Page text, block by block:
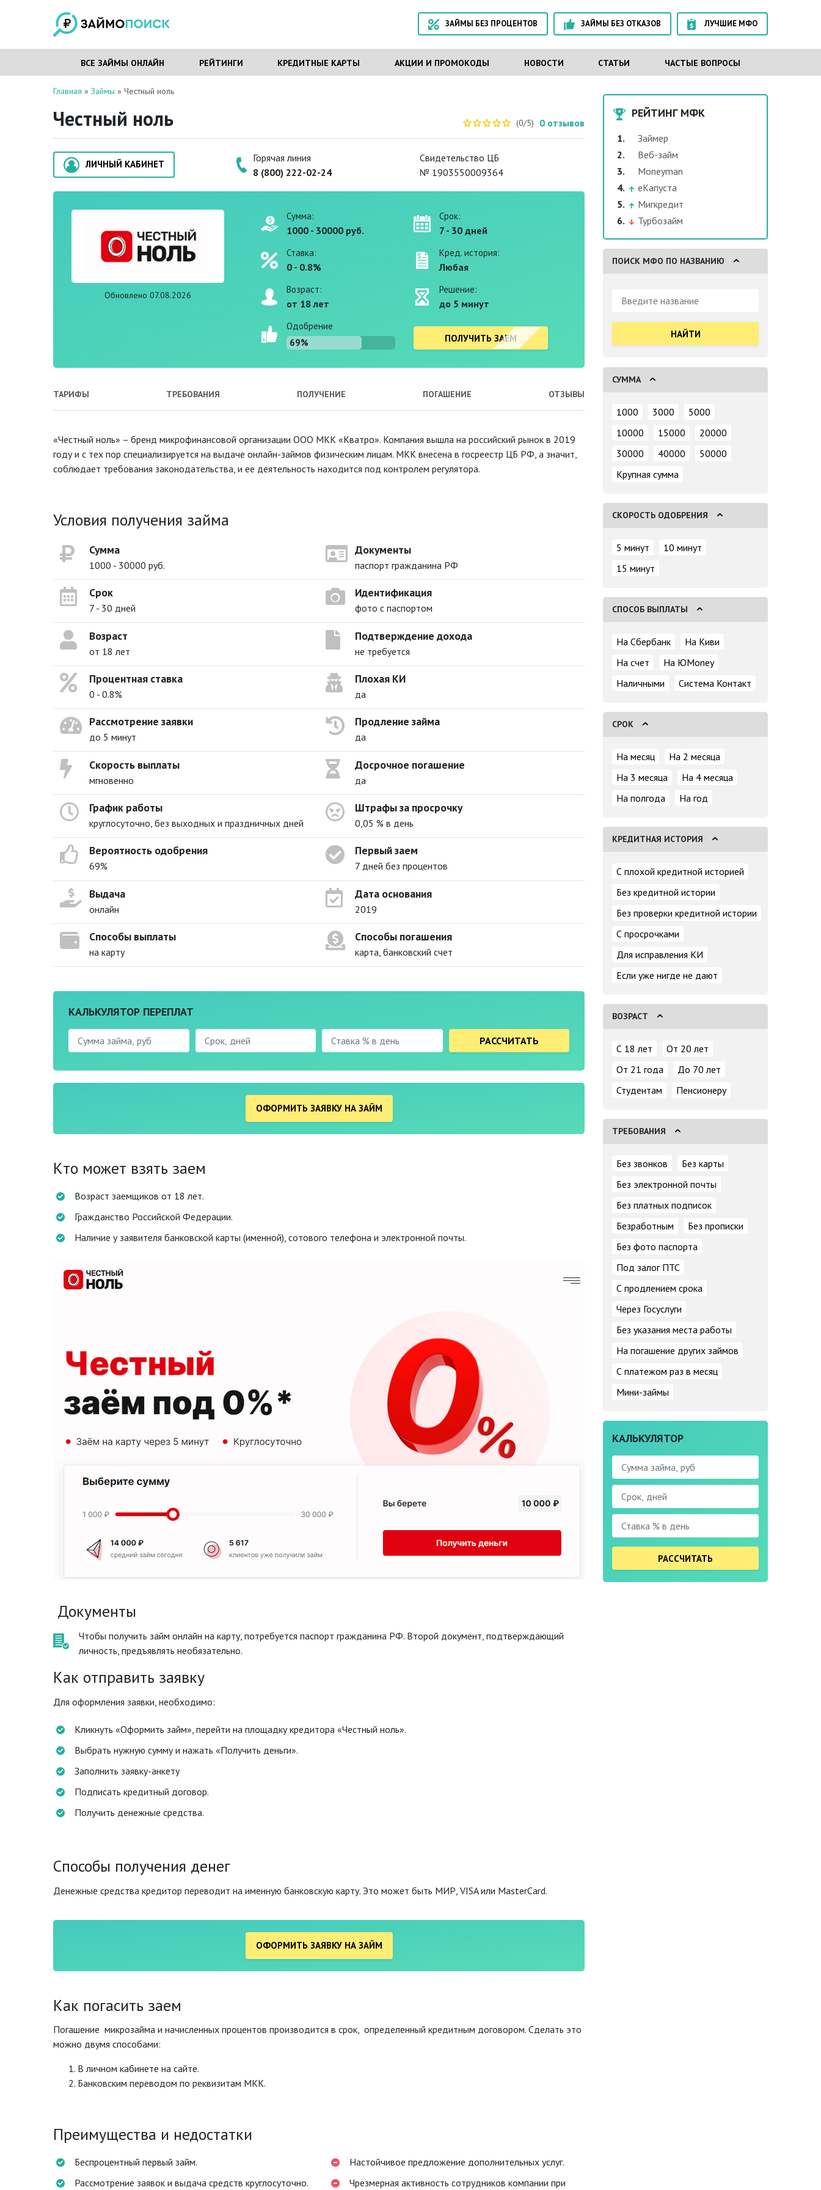
ЗАЙМЫ БЕЗ ПРОЦЕНТОВ ЗАЙМЫ БЕЗ ОТКАЗОВ ЛУЧШИЕ МФО
ВСЕ ЗАЙМЫ ОНЛАЙН РЕЙТИНГИ КРЕДИТНЫЕ КАРТЫ АКЦИИ И ПРОМОКОДЫ НОВОСТИ СТАТЬИ ЧАСТЫЕ ВОПРОСЫ
Главная » Займы » Честный ноль
Честный ноль (0/5) 0 отзывов
ЛИЧНЫЙ КАБИНЕТ
Горячая линия
8 (800) 222-02-24
Свидетельство ЦБ
№ 1903550009364
Обновлено 07.08.2026
Сумма:
1000 - 30000 руб.
Срок:
7 - 30 дней
Ставка:
0 - 0.8%
Кред. история:
Любая
Возраст:
от 18 лет
Решение:
до 5 минут
Одобрение
69%
ПОЛУЧИТЬ ЗАЕМ
ТАРИФЫ ТРЕБОВАНИЯ ПОЛУЧЕНИЕ ПОГАШЕНИЕ ОТЗЫВЫ
«Честный ноль» – бренд микрофинансовой организации ООО МКК «Кватро». Компания вышла на российский рынок в 2019
году и с тех пор специализируется на выдаче онлайн-займов физическим лицам. МКК внесена в госреестр ЦБ РФ, а значит,
соблюдает требования законодательства, и ее деятельность находится под контролем регулятора.
Условия получения займа
Сумма
1000 - 30000 руб.
Документы
паспорт гражданина РФ
Срок
7 - 30 дней
Идентификация
фото с паспортом
Возраст
от 18 лет
Подтверждение дохода
не требуется
Процентная ставка
0 - 0.8%
Плохая КИ
да
Рассмотрение заявки
до 5 минут
Продление займа
да
Скорость выплаты
мгновенно
Досрочное погашение
да
График работы
круглосуточно, без выходных и праздничных дней
Штрафы за просрочку
0,05 % в день
Вероятность одобрения
69%
Первый заем
7 дней без процентов
Выдача
онлайн
Дата основания
2019
Способы выплаты
на карту
Способы погашения
карта, банковский счет
КАЛЬКУЛЯТОР ПЕРЕПЛАТ
РАССЧИТАТЬ
ОФОРМИТЬ ЗАЯВКУ НА ЗАЙМ
Кто может взять заем
Возраст заемщиков от 18 лет.
Гражданство Российской Федерации.
Наличие у заявителя банковской карты (именной), сотового телефона и электронной почты.
Документы
Чтобы получить займ онлайн на карту, потребуется паспорт гражданина РФ. Второй документ, подтверждающий
личность, предъявлять необязательно.
Как отправить заявку
Для оформления заявки, необходимо:
Кликнуть «Оформить займ», перейти на площадку кредитора «Честный ноль».
Выбрать нужную сумму и нажать «Получить деньги».
Заполнить заявку-анкету
Подписать кредитный договор.
Получить денежные средства.
Способы получения денег
Денежные средства кредитор переводит на именную банковскую карту. Это может быть МИР, VISA или MasterCard.
ОФОРМИТЬ ЗАЯВКУ НА ЗАЙМ
Как погасить заем
Погашение микрозайма и начисленных процентов производится в срок, определенный кредитным договором. Сделать это
можно двумя способами:
В личном кабинете на сайте.
Банковским переводом по реквизитам МКК.
Преимущества и недостатки
Беспроцентный первый займ.
Рассмотрение заявок и выдача средств круглосуточно.
Настойчивое предложение дополнительных услуг.
Чрезмерная активность сотрудников компании при
РЕЙТИНГ МФК
Займер
Веб-займ
Moneyman
еКапуста
Мигкредит
Турбозайм
ПОИСК МФО ПО НАЗВАНИЮ
Поиск:
СУММА
1000 3000
5000
10000
15000
20000
30000
40000
50000
Крупная сумма
СКОРОСТЬ ОДОБРЕНИЯ
5 минут
10 минут
15 минут
СПОСОБ ВЫПЛАТЫ
На Сбербанк
На Киви
На счет
На ЮMoney
Наличными
Система Контакт
СРОК
На месяц
На 2 месяца
На 3 месяца
На 4 месяца
На полгода
На год
КРЕДИТНАЯ ИСТОРИЯ
С плохой кредитной историей
Без кредитной истории
Без проверки кредитной истории
С просрочками
Для исправления КИ
Если уже нигде не дают
ВОЗРАСТ
С 18 лет
От 20 лет
От 21 года
До 70 лет
Студентам
Пенсионеру
ТРЕБОВАНИЯ
Без звонков
Без карты
Без электронной почты
Без платных подписок
Безработным
Без прописки
Без фото паспорта
Под залог ПТС
С продлением срока
Через Госуслуги
Без указания места работы
На погашение других займов
С платежом раз в месяц
Мини-займы
КАЛЬКУЛЯТОР
РАССЧИТАТЬ